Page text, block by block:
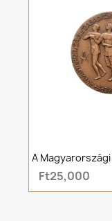
A
Ft25,000